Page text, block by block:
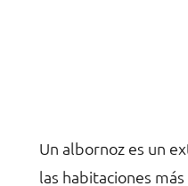
Un albornoz es un
las habitaciones